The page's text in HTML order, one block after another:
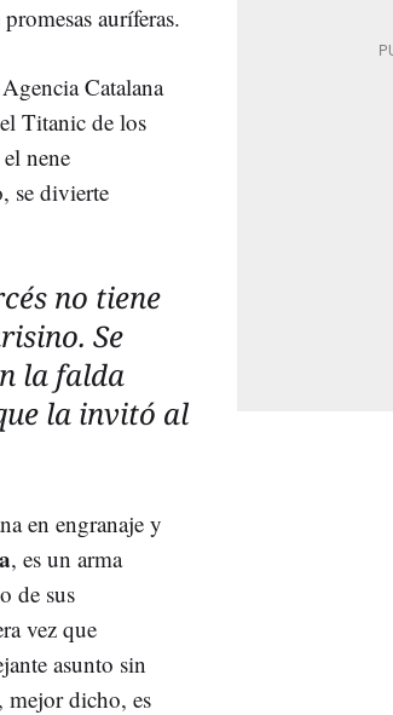
auríferas.
Catalana
Titanic de los
nene
se divierte
no tiene
Se
la falda
la invitó al
en engranaje y
, es un arma
de sus
vez que
asunto sin
mejor dicho, es